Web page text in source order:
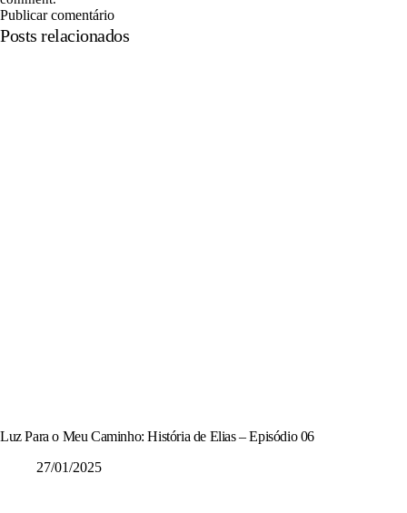
Publicar comentário
Posts relacionados
Luz Para o Meu Caminho: História de Elias – Episódio 06
27/01/2025